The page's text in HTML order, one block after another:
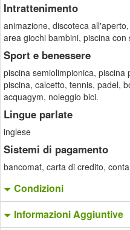
Intrattenimento
animazione, discoteca
area giochi bambini, piscina con
Sport e benessere
piscina semiolimpionica,
piscina, calcetto, tennis, padel,
acquagym, noleggio bici.
Lingue parlate
inglese
Sistemi di pagamento
bancomat, carta di credito,
Condizioni
Informazioni Aggiuntive